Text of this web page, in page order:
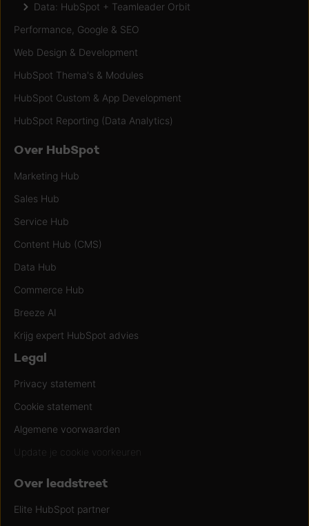
Data: HubSpot + Teamleader Orbit
Performance, Google & SEO
Web Design & Development
HubSpot Thema's & Modules
HubSpot Custom & App Development
HubSpot Reporting (Data Analytics)
Over HubSpot
Marketing Hub
Sales Hub
Service Hub
Content Hub (CMS)
Data Hub
Commerce Hub
Breeze AI
Krijg expert HubSpot advies
Legal
Privacy statement
Cookie statement
Algemene voorwaarden
Update je cookie voorkeuren
Over leadstreet
Elite HubSpot partner